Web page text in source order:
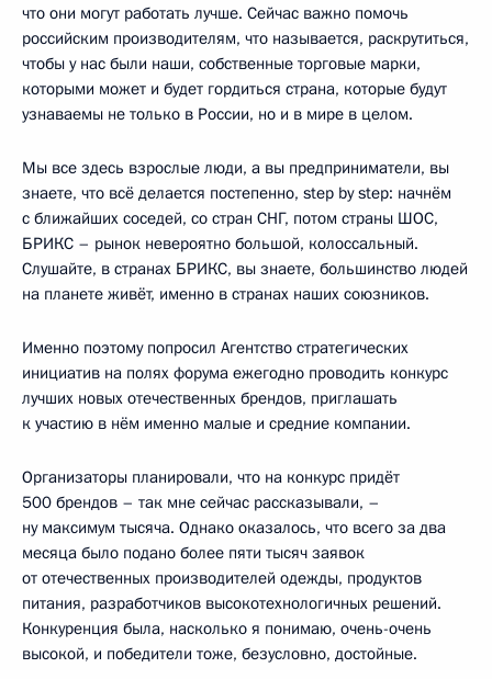
что они могут работать лучше. Сейчас важно помочь
российским производителям, что называется, раскрутиться,
чтобы у нас были наши, собственные торговые марки,
которыми может и будет гордиться страна, которые будут
узнаваемы не только в России, но и в мире в целом.
Мы все здесь взрослые люди, а вы предприниматели, вы
знаете, что всё делается постепенно, step by step: начнём
с ближайших соседей, со стран СНГ, потом страны ШОС,
БРИКС – рынок невероятно большой, колоссальный.
Слушайте, в странах БРИКС, вы знаете, большинство людей
на планете живёт, именно в странах наших союзников.
Именно поэтому попросил Агентство стратегических
инициатив на полях форума ежегодно проводить конкурс
лучших новых отечественных брендов, приглашать
к участию в нём именно малые и средние компании.
Организаторы планировали, что на конкурс придёт
500 брендов – так мне сейчас рассказывали, –
ну максимум тысяча. Однако оказалось, что всего за два
месяца было подано более пяти тысяч заявок
от отечественных производителей одежды, продуктов
питания, разработчиков высокотехнологичных решений.
Конкуренция была, насколько я понимаю, очень-очень
высокой, и победители тоже, безусловно, достойные.